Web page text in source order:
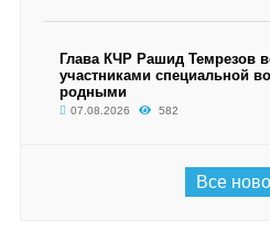
Глава КЧР Рашид Темрезов
участниками специальной
родными
07.08.2026 582
Все